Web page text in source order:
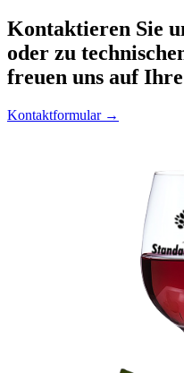
Kontaktieren Sie
oder zu
freuen uns auf
Kontaktformular →